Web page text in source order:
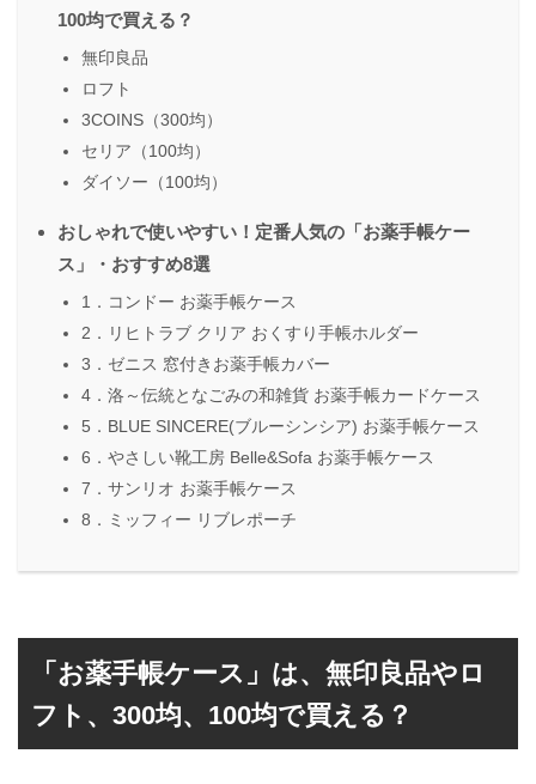
100均で買える？
無印良品
ロフト
3COINS（300均）
セリア（100均）
ダイソー（100均）
おしゃれで使いやすい！定番人気の「お薬手帳ケー
ス」・おすすめ8選
1．コンドー お薬手帳ケース
2．リヒトラブ クリア おくすり手帳ホルダー
3．ゼニス 窓付きお薬手帳カバー
4．洛～伝統となごみの和雑貨 お薬手帳カードケース
5．BLUE SINCERE(ブルーシンシア) お薬手帳ケース
6．やさしい靴工房 Belle&Sofa お薬手帳ケース
7．サンリオ お薬手帳ケース
8．ミッフィー リブレポーチ
「お薬手帳ケース」は、無印良品やロ
フト、300均、100均で買える？